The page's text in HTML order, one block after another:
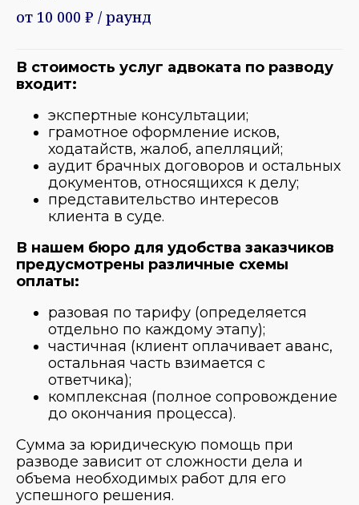
от 10 000 ₽ / раунд
В стоимость услуг адвоката по разводу
входит:
экспертные консультации;
грамотное оформление исков,
ходатайств, жалоб, апелляций;
аудит брачных договоров и остальных
документов, относящихся к делу;
представительство интересов
клиента в суде.
В нашем бюро для удобства заказчиков
предусмотрены различные схемы
оплаты:
разовая по тарифу (определяется
отдельно по каждому этапу);
частичная (клиент оплачивает аванс,
остальная часть взимается с
ответчика);
комплексная (полное сопровождение
до окончания процесса).
Сумма за юридическую помощь при
разводе зависит от сложности дела и
объема необходимых работ для его
успешного решения.